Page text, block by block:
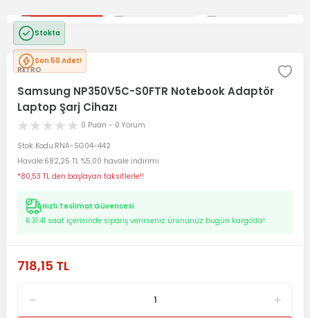
Stokta
Son 50 Adet!
RETRO
Samsung NP350V5C-S0FTR Notebook Adaptör
Laptop Şarj Cihazı
0 Puan - 0 Yorum
Stok Kodu RNA-SG04-442
Havale 682,25 TL %5,00 havale indirimi
*80,53 TL den başlayan taksitlerle!!
Hızlı Teslimat Güvencesi
6:31:41 saat içerisinde sipariş verirseniz ürününüz bugün kargo'da!
718,15 TL